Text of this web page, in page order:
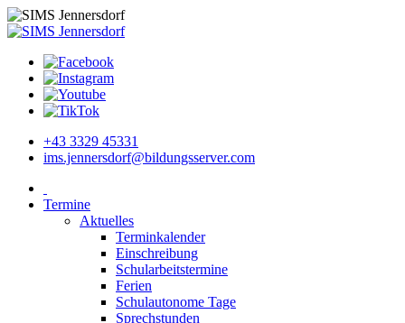
+43 3329 45331
ims.jennersdorf@bildungsserver.com
Termine
Aktuelles
Terminkalender
Einschreibung
Schularbeitstermine
Ferien
Schulautonome Tage
Sprechstunden